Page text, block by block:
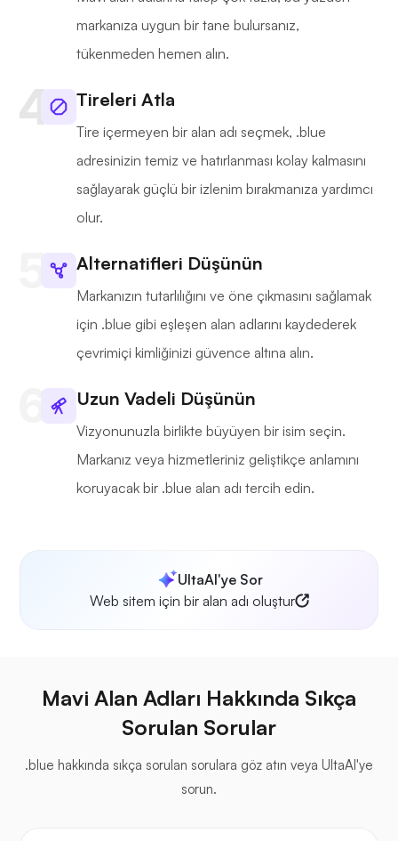
markanıza uygun bir tane bulursanız,
tükenmeden hemen alın.
Tireleri Atla
Tire içermeyen bir alan adı seçmek, .blue
adresinizin temiz ve hatırlanması kolay kalmasını
sağlayarak güçlü bir izlenim bırakmanıza yardımcı
olur.
Alternatifleri Düşünün
Markanızın tutarlılığını ve öne çıkmasını sağlamak
için .blue gibi eşleşen alan adlarını kaydederek
çevrimiçi kimliğinizi güvence altına alın.
Uzun Vadeli Düşünün
Vizyonunuzla birlikte büyüyen bir isim seçin.
Markanız veya hizmetleriniz geliştikçe anlamını
koruyacak bir .blue alan adı tercih edin.
UltaAI'ye Sor
Web sitem için bir alan adı oluştur
Mavi Alan Adları Hakkında Sıkça
Sorulan Sorular
.blue hakkında sıkça sorulan sorulara göz atın veya UltaAI'ye
sorun.